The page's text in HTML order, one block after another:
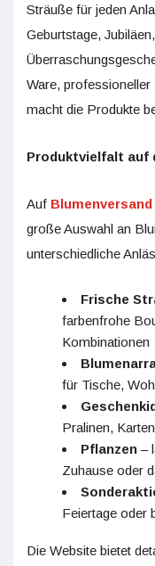
Sträuße für jeden
Geburtstage,
Ware,
macht die Produkte
Produktvielfalt auf
Auf
große Auswahl an
unterschiedliche
Frische
farbenfrohe
Kombinationen
für Tische,
Pralinen,
Pflanzen –
Zuhause oder
Feiertage oder
Die Website bietet